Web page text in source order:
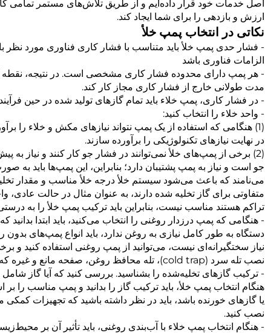
اصل خدمات خود قرار داده‌ایم و از طریق تلاش‌های مستمر تمامی
ارزش و بازدهی را برای شما ایجاد کند.
نکاتی در انتخاب پمپ خلأ
- فشار حدی پمپ خلأ باید متناسب با فشار کاری فناوری مورد نظر
الزامات فناوری باشد
- هر پمپ دارای محدوده فشار کاری مشخصی است. در نتیجه، نقطه
مدت طولانی خارج از فشار کاری مجاز کار کند.
- در فشار کاری، پمپ خلاء باید تمام گازهای تولید شده در حین
- واحد خلاء را انتخاب کنید:
(1) هنگامی که استفاده از یک پمپ نتواند نیازهای مکش و خلاء را
در نهایت نیازهای تکنولوژیکی را برآورده سازند.
(2) برخی از پمپ‌های خلأ نمی‌توانند در فشار جو کار کنند و نیاز به
جو است و نیاز به پمپ پشتیبان دارد؛ بنابراین، این پمپ‌ها باید
می‌نامند که باعث می‌شود سیستم خلأ درجه خلأ مناسب و مقدار
متفاوتی برای گاز تخلیه شده دارند، به عنوان مثال در حالت عادی،
تراکم هستند مناسب نیست، بنابراین باید ترکیب پمپ خلأ را به
- هنگامی که پمپ درزدار روغنی را انتخاب می‌کنید، باید ابتدا
دستگاه به طور کامل نیازی به روغن ندارد، باید انواع پمپ‌های بدون
نیاز سختگیرانه‌ای نیست، می‌توانید از پمپ روغنی استفاده کنید و
نصب تله سرد (cold trap)، تله محافظ روغن، صفحه مانع و غیره که می‌تواند به نیازهای خلأ تمیز دست یابد.
- ترکیب گازهای تخلیه‌شده را بشناسید. بررسی کنید که آیا گاز شامل
هنگام انتخاب پمپ خلأ، باید ترکیب گاز را بدانید و پمپ مناسب را
یا گازهای خورنده باشد، باید در نظر داشته باشید که تجهیزات کمکی
نصب کنید.
- هنگام انتخاب پمپ خلاء با آب‌بندی روغنی، باید تأثیر آن بر